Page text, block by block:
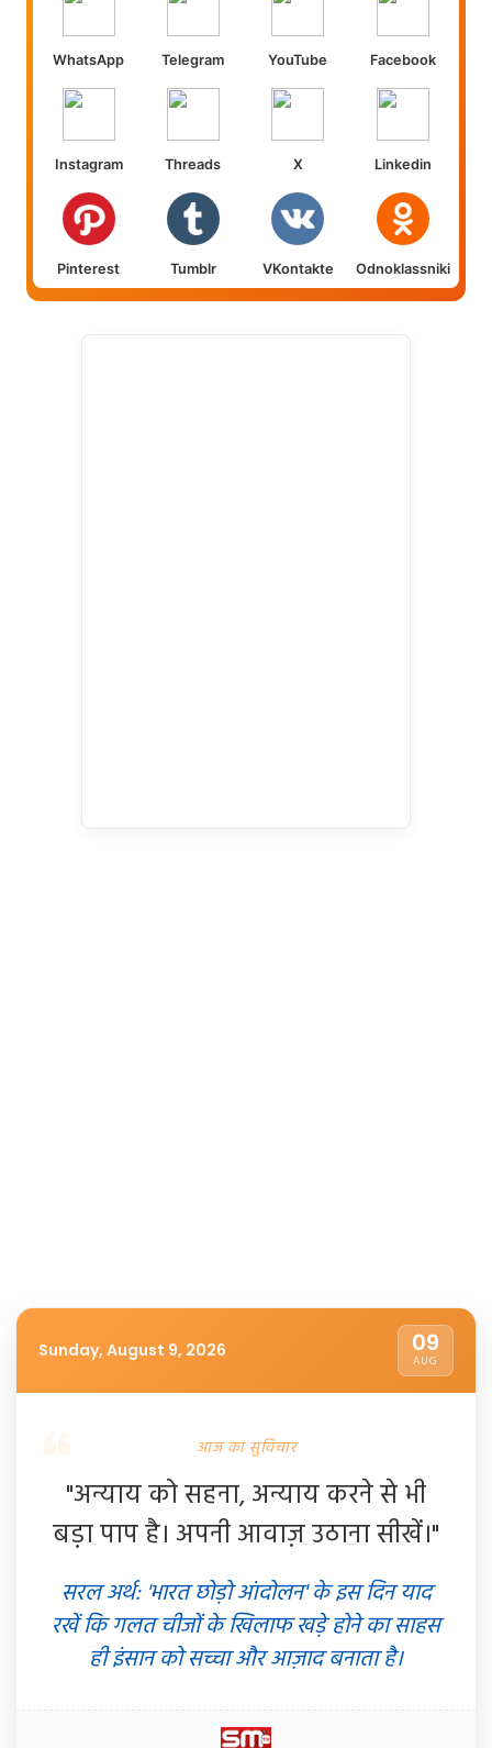
WhatsApp Telegram YouTube Facebook
Instagram Threads X Linkedin
Pinterest Tumblr VKontakte Odnoklassniki
Sunday, August 9, 2026 09
AUG
आज का सुविचार
"अन्याय को सहना, अन्याय करने से भी
बड़ा पाप है। अपनी आवाज़ उठाना सीखें।"
सरल अर्थ: 'भारत छोड़ो आंदोलन' के इस दिन याद
रखें कि गलत चीजों के खिलाफ खड़े होने का साहस
ही इंसान को सच्चा और आज़ाद बनाता है।